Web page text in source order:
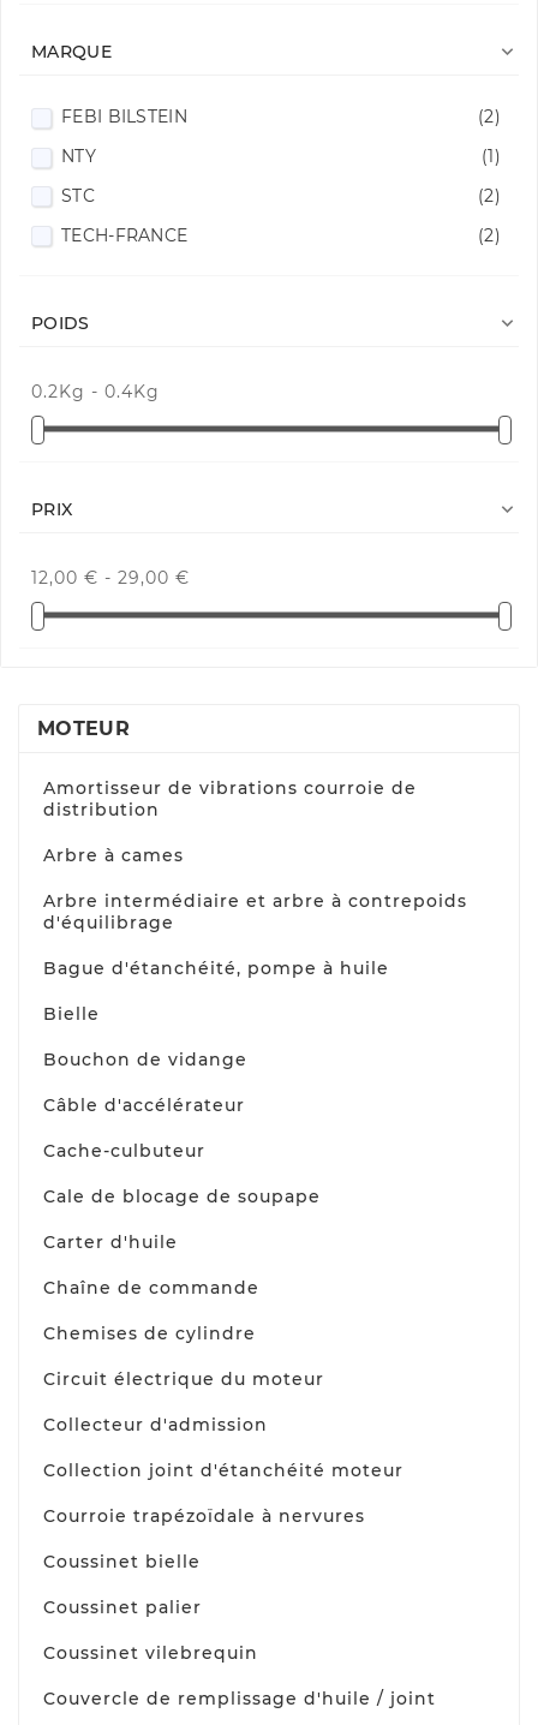
MARQUE 
FEBI BILSTEIN
(2)
NTY
(1)
STC
(2)
TECH-FRANCE
(2)
POIDS 
0.2Kg - 0.4Kg
PRIX 
12,00 € - 29,00 €
MOTEUR
Amortisseur de vibrations courroie de
distribution
Arbre à cames
Arbre intermédiaire et arbre à contrepoids
d'équilibrage
Bague d'étanchéité, pompe à huile
Bielle
Bouchon de vidange
Câble d'accélérateur
Cache-culbuteur
Cale de blocage de soupape
Carter d'huile
Chaîne de commande
Chemises de cylindre
Circuit électrique du moteur
Collecteur d'admission
Collection joint d'étanchéité moteur
Courroie trapézoïdale à nervures
Coussinet bielle
Coussinet palier
Coussinet vilebrequin
Couvercle de remplissage d'huile / joint